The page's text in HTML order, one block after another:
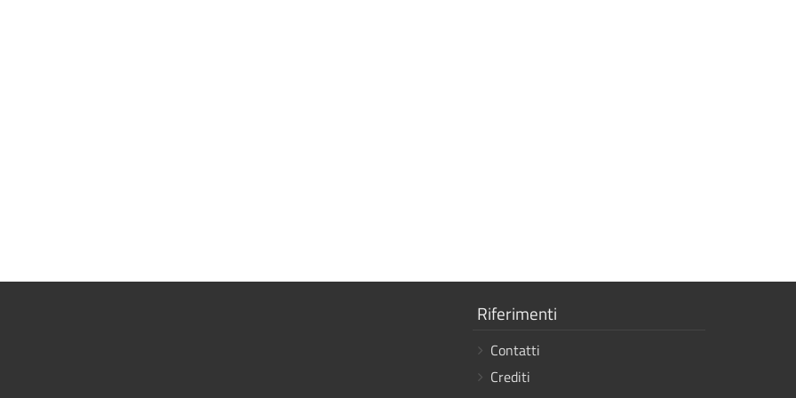
Mostra
link
Riferimenti
Contatti
Crediti